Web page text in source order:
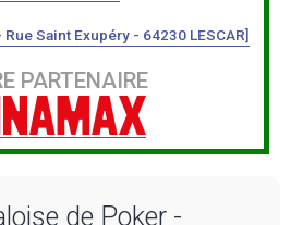
Rue Saint Exupéry - 64230 LESCAR]
PARTENAIRE
de Poker -